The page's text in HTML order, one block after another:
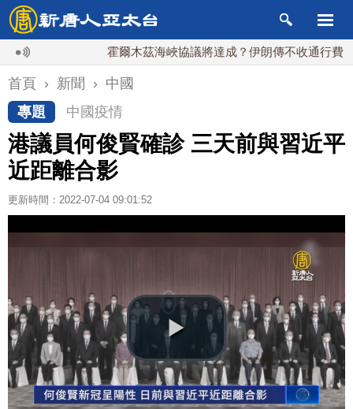
霍爾木茲海峽協議將達成？伊朗傳不收通行費
首頁 › 新聞 › 中國
專題
中國疫情
港議員何俊賢確診 三天前與習近平
近距離合影
更新時間：2022-07-04 09:01:52